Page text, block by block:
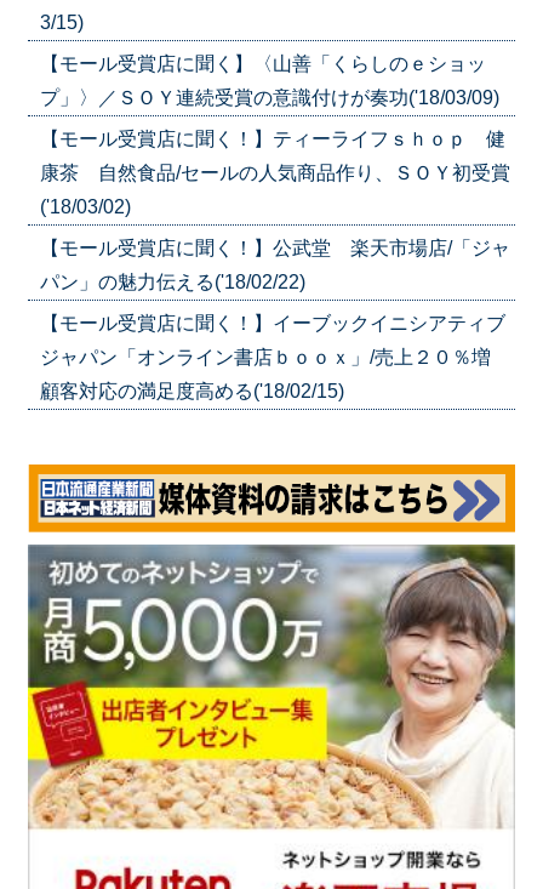
3/15)
【モール受賞店に聞く】〈山善「くらしのｅショッ
プ」〉／ＳＯＹ連続受賞の意識付けが奏功('18/03/09)
【モール受賞店に聞く！】ティーライフｓｈｏｐ 健
康茶 自然食品/セールの人気商品作り、ＳＯＹ初受賞
('18/03/02)
【モール受賞店に聞く！】公武堂 楽天市場店/「ジャ
パン」の魅力伝える('18/02/22)
【モール受賞店に聞く！】イーブックイニシアティブ
ジャパン「オンライン書店ｂｏｏｘ」/売上２０％増
顧客対応の満足度高める('18/02/15)